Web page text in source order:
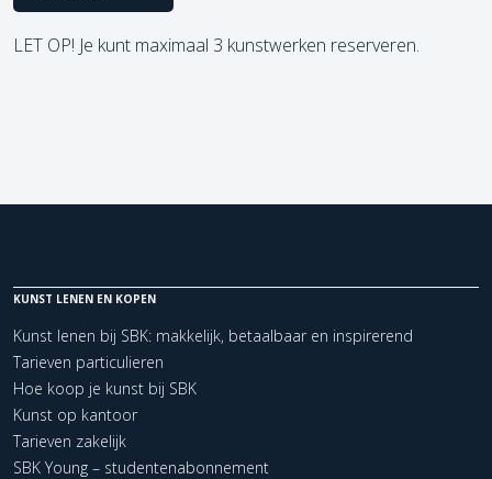
LET OP! Je kunt maximaal 3 kunstwerken reserveren.
KUNST LENEN EN KOPEN
Kunst lenen bij SBK: makkelijk, betaalbaar en inspirerend
Tarieven particulieren
Hoe koop je kunst bij SBK
Kunst op kantoor
Tarieven zakelijk
SBK Young – studentenabonnement